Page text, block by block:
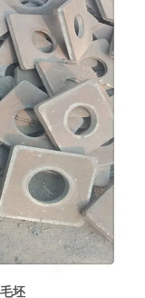
坯